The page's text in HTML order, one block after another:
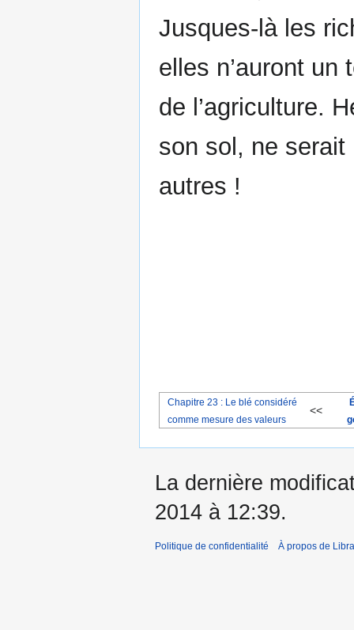
Jusques-là les
elles n’auront un
de l’agriculture.
son sol, ne
autres !
Chapitre 23 : Le blé considéré
comme mesure des valeurs
<<
La dernière
2014 à 12:39.
Politique de confidentialité À propos de